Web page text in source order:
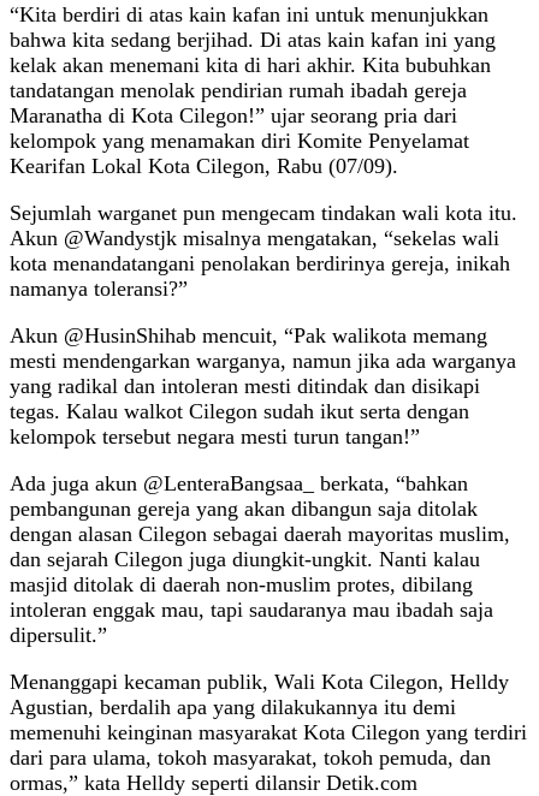
“Kita berdiri di atas kain kafan ini untuk menunjukkan
bahwa kita sedang berjihad. Di atas kain kafan ini yang
kelak akan menemani kita di hari akhir. Kita bubuhkan
tandatangan menolak pendirian rumah ibadah gereja
Maranatha di Kota Cilegon!” ujar seorang pria dari
kelompok yang menamakan diri Komite Penyelamat
Kearifan Lokal Kota Cilegon, Rabu (07/09).
Sejumlah warganet pun mengecam tindakan wali kota itu.
Akun @Wandystjk misalnya mengatakan, “sekelas wali
kota menandatangani penolakan berdirinya gereja, inikah
namanya toleransi?”
Akun @HusinShihab mencuit, “Pak walikota memang
mesti mendengarkan warganya, namun jika ada warganya
yang radikal dan intoleran mesti ditindak dan disikapi
tegas. Kalau walkot Cilegon sudah ikut serta dengan
kelompok tersebut negara mesti turun tangan!”
Ada juga akun @LenteraBangsaa_ berkata, “bahkan
pembangunan gereja yang akan dibangun saja ditolak
dengan alasan Cilegon sebagai daerah mayoritas muslim,
dan sejarah Cilegon juga diungkit-ungkit. Nanti kalau
masjid ditolak di daerah non-muslim protes, dibilang
intoleran enggak mau, tapi saudaranya mau ibadah saja
dipersulit.”
Menanggapi kecaman publik, Wali Kota Cilegon, Helldy
Agustian, berdalih apa yang dilakukannya itu demi
memenuhi keinginan masyarakat Kota Cilegon yang terdiri
dari para ulama, tokoh masyarakat, tokoh pemuda, dan
ormas,” kata Helldy seperti dilansir Detik.com